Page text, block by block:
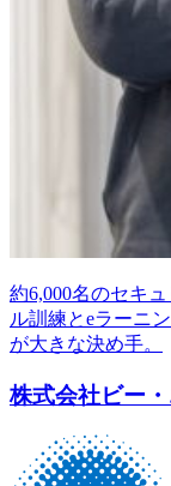
約6,000名のセキ
ル訓練とeラーニ
が大きな決め手。
株式会社ビー